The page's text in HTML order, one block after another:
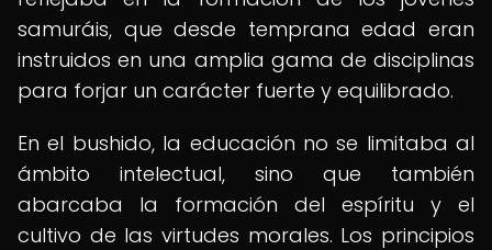
samuráis, que desde temprana edad eran
instruidos en una amplia gama de disciplinas
para forjar un carácter fuerte y equilibrado.
En el bushido, la educación no se limitaba al
ámbito intelectual, sino que también
abarcaba la formación del espíritu y el
cultivo de las virtudes morales. Los principios